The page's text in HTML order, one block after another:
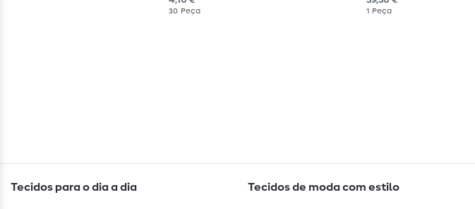
30 Peça 1 Peça
Tecidos para o dia a dia Tecidos de moda com estilo